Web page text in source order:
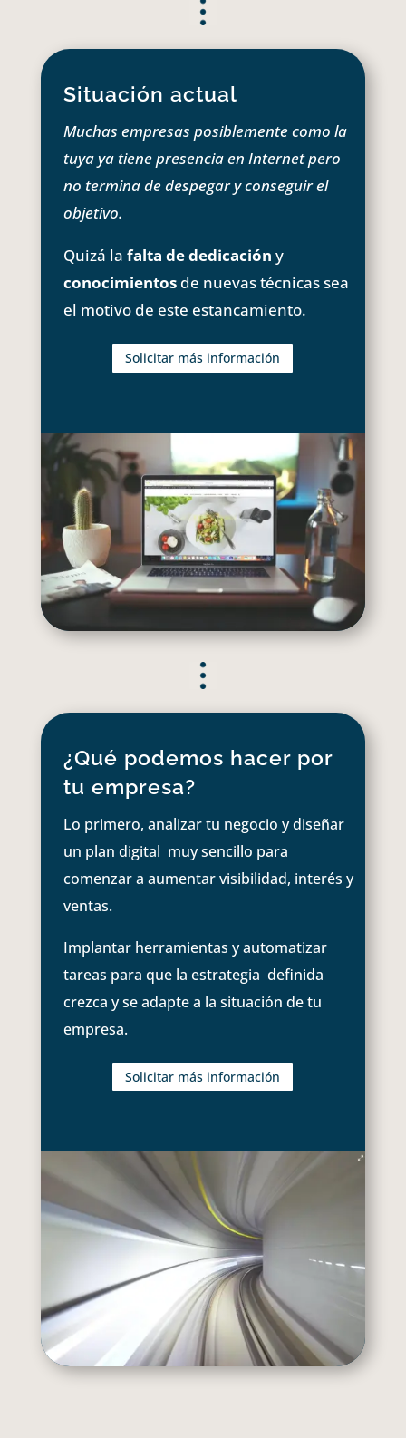
Situación actual
Muchas empresas posiblemente como la
tuya ya tiene presencia en Internet pero
no termina de despegar y conseguir el
objetivo.
Quizá la falta de dedicación y
conocimientosde nuevas técnicas sea
el motivo de este estancamiento.
Solicitar más información
¿Qué podemos hacer por
tu empresa?
Lo primero, analizar tu negocio y diseñar
un plan digital muy sencillo para
comenzar a aumentar visibilidad, interés y
ventas.
Implantar herramientas y automatizar
tareas para que la estrategia definida
crezca y se adapte a la situación de tu
empresa.
Solicitar más información